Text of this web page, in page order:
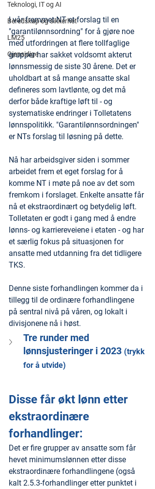
Teknologi, IT og AI
Beredskap og sikkerhet
LM25
Gjensidige
I vår fremmet NT et forslag til en
"garantilønnsordning" for å gjøre noe
med utfordringen at flere tollfaglige
grupper har sakket voldsomt akterut
lønnsmessig de siste 30 årene. Det er
uholdbart at så mange ansatte skal
defineres som lavtlønte, og det må
derfor både kraftige løft til - og
systematiske endringer i Tolletatens
lønnspolitikk. "Garantilønnsordningen"
er NTs forslag til løsning på dette.
Nå har arbeidsgiver siden i sommer
arbeidet frem et eget forslag for å
komme NT i møte på noe av det som
fremkom i forslaget. Enkelte ansatte får
nå et ekstraordinært og betydelig løft.
Tolletaten er godt i gang med å endre
lønns- og karriereveiene i etaten - og har
et særlig fokus på situasjonen for
ansatte med utdanning fra det tidligere
TKS.
Denne siste forhandlingen kommer da i
tillegg til de ordinære forhandlingene
på sentral nivå på våren, og lokalt i
divisjonene nå i høst.
Tre runder med
lønnsjusteringer i 2023 (trykk
for å utvide)
Disse får økt lønn etter
ekstraordinære
forhandlinger:
Det er fire grupper av ansatte som får
hevet minimumslønnen etter disse
ekstraordinære forhandlingene (også
kalt 2.5.3-forhandlinger etter punktet i